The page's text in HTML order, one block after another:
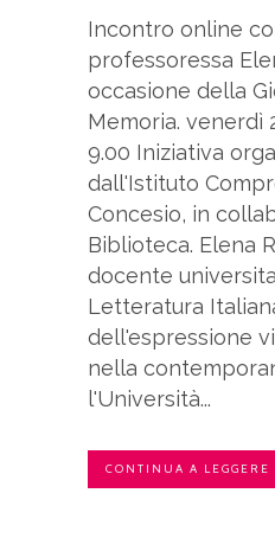
Incontro online
professoressa
occasione della
Memoria. venerdì
9.00 Iniziativa
dall'Istituto
Concesio, in
Biblioteca. Elena
docente
Letteratura
dell'espressione
nella
l'Università...
CONTINUA A LEGGERE